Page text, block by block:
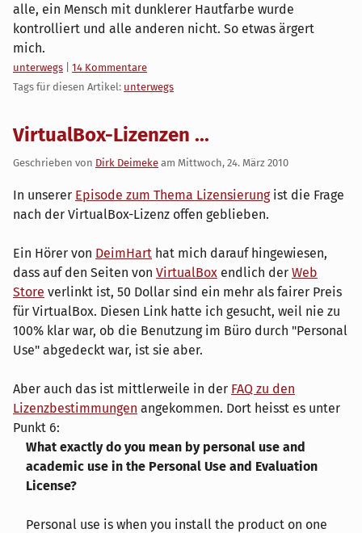
alle, ein Mensch mit dunklerer Hautfarbe wurde
kontrolliert und alle anderen nicht. So etwas ärgert
mich.
Kategorien:
unterwegs
14 Kommentare
Tags für diesen Artikel: unterwegs
VirtualBox-Lizenzen ...
Geschrieben von Dirk Deimeke am Mittwoch, 24. März 2010
In unserer Episode zum Thema Lizensierungist die Frage
nach der VirtualBox-Lizenz offen geblieben.
Ein Hörer von DeimHart hat mich darauf hingewiesen,
dass auf den Seiten von VirtualBox endlich der Web
Store verlinkt ist, 50 Dollar sind ein mehr als fairer Preis
für VirtualBox. Diesen Link hatte ich gesucht, weil nie zu
100% klar war, ob die Benutzung im Büro durch "Personal
Use" abgedeckt war, ist sie aber.
Aber auch das ist mittlerweile in der FAQ zu den
Lizenzbestimmungen angekommen. Dort heisst es unter
Punkt 6:
What exactly do you mean by personal use and
academic use in the Personal Use and Evaluation
License?
Personal use is when you install the product on one